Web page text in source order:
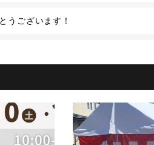
うございます！